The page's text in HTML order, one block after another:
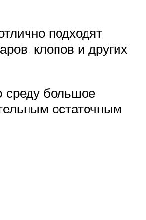
подходят
клопов и других
среду большое
остаточным